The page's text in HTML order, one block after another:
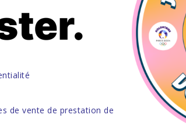
de vente de prestation de